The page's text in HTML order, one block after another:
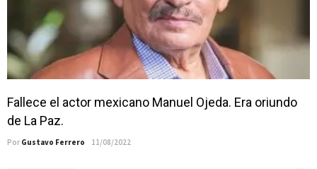
Fallece el actor mexicano Manuel Ojeda. Era oriundo
de La Paz.
Por Gustavo Ferrero 11/08/2022